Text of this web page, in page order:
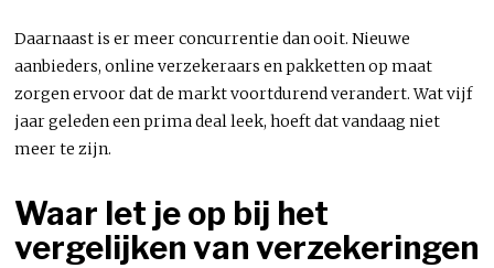
Daarnaast is er meer concurrentie dan ooit. Nieuwe
aanbieders, online verzekeraars en pakketten op maat
zorgen ervoor dat de markt voortdurend verandert. Wat vijf
jaar geleden een prima deal leek, hoeft dat vandaag niet
meer te zijn.
Waar let je op bij het
vergelijken van verzekeringen